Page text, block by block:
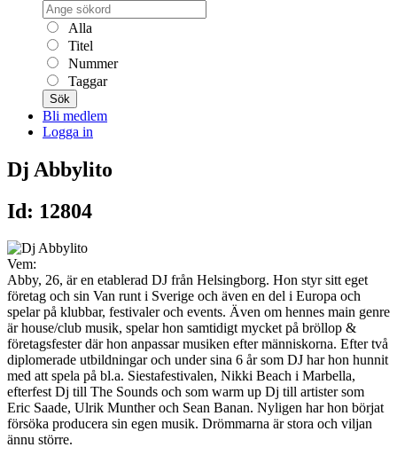
Alla
Titel
Nummer
Taggar
Sök
Bli medlem
Logga in
Dj Abbylito
Id: 12804
Vem:
Abby, 26, är en etablerad DJ från Helsingborg. Hon styr sitt eget
företag och sin Van runt i Sverige och även en del i Europa och
spelar på klubbar, festivaler och events. Även om hennes main genre
är house/club musik, spelar hon samtidigt mycket på bröllop &
företagsfester där hon anpassar musiken efter människorna. Efter två
diplomerade utbildningar och under sina 6 år som DJ har hon hunnit
med att spela på bl.a. Siestafestivalen, Nikki Beach i Marbella,
efterfest Dj till The Sounds och som warm up Dj till artister som
Eric Saade, Ulrik Munther och Sean Banan. Nyligen har hon börjat
försöka producera sin egen musik. Drömmarna är stora och viljan
ännu större.